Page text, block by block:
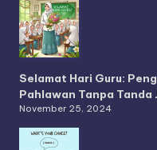
Selamat Hari Guru:
Pahlawan Tanpa Tanda
November 25, 2024